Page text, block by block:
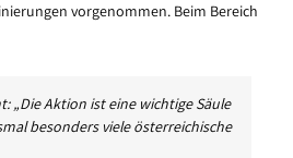
vorgenommen. Beim Bereich
„Die Aktion ist eine wichtige Säule
besonders viele österreichische